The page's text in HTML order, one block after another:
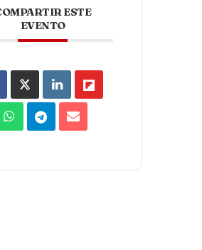
ESTE
EVENTO